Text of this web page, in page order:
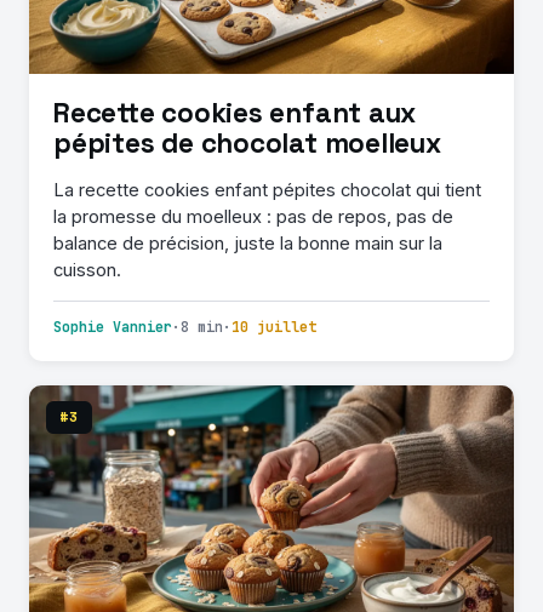
Recette cookies enfant aux
pépites de chocolat moelleux
La recette cookies enfant pépites chocolat qui tient
la promesse du moelleux : pas de repos, pas de
balance de précision, juste la bonne main sur la
cuisson.
Sophie Vannier · 8 min · 10 juillet
#3